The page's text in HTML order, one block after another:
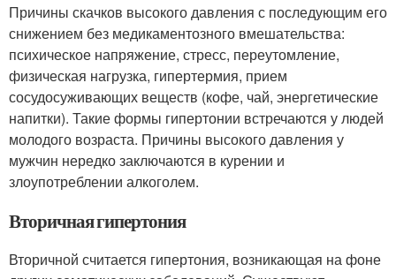
Причины скачков высокого давления с последующим его
снижением без медикаментозного вмешательства:
психическое напряжение, стресс, переутомление,
физическая нагрузка, гипертермия, прием
сосудосуживающих веществ (кофе, чай, энергетические
напитки). Такие формы гипертонии встречаются у людей
молодого возраста. Причины высокого давления у
мужчин нередко заключаются в курении и
злоупотреблении алкоголем.
Вторичная гипертония
Вторичной считается гипертония, возникающая на фоне